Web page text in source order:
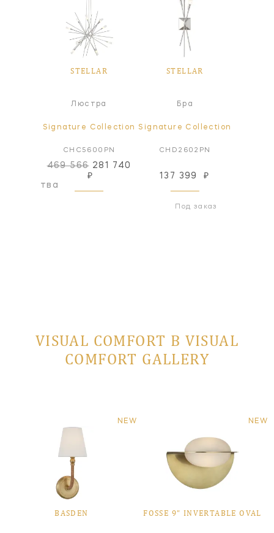
STELLAR
Люстра
Signature Collection
CHC5600PN
469 566281 740
₽
STELLAR
Бра
Signature Collection
CHD2602PN
137 399 ₽
Под заказ
VISUAL COMFORT В VISUAL
COMFORT GALLERY
NEW
BASDEN
NEW
FOSSE 9" INVERTABLE OVAL